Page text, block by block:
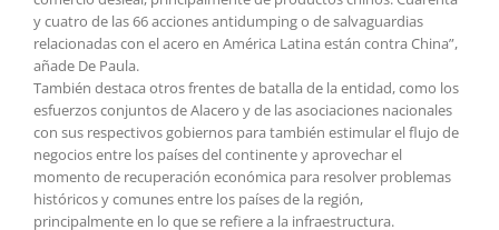
y cuatro de las 66 acciones antidumping o de salvaguardias
relacionadas con el acero en América Latina están contra China”,
añade De Paula.
También destaca otros frentes de batalla de la entidad, como los
esfuerzos conjuntos de Alacero y de las asociaciones nacionales
con sus respectivos gobiernos para también estimular el flujo de
negocios entre los países del continente y aprovechar el
momento de recuperación económica para resolver problemas
históricos y comunes entre los países de la región,
principalmente en lo que se refiere a la infraestructura.